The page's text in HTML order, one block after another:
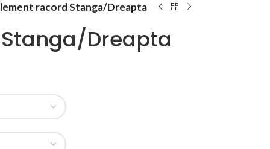
racord Stanga/Dreapta
Dreapta